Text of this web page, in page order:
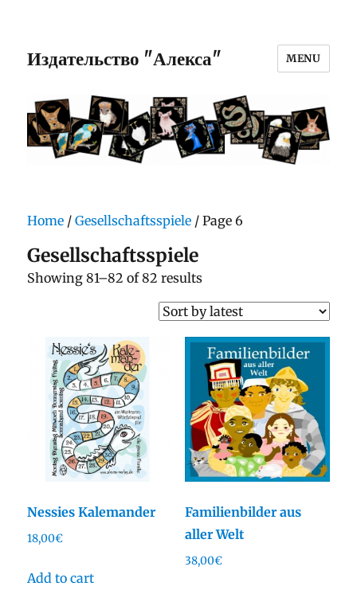
Издательство "Алекса" MENU
Home /Gesellschaftsspiele / Page 6
Gesellschaftsspiele
Showing 81–82 of 82 resultsSorted
by
latest
Nessies Kalemander
18,00€
Add to cart
Familienbilder aus
aller Welt
38,00€